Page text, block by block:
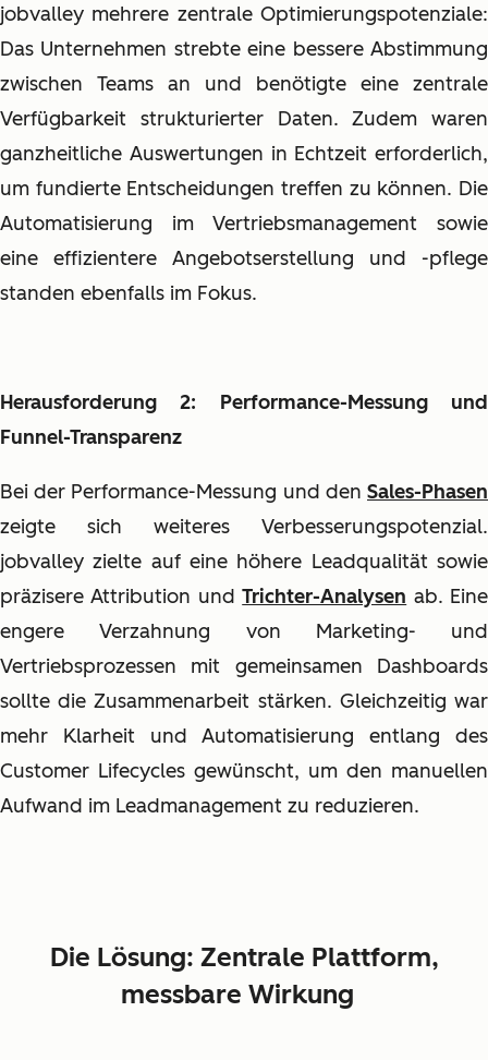
jobvalley mehrere zentrale Optimierungspotenziale:
Das Unternehmen strebte eine bessere Abstimmung
zwischen Teams an und benötigte eine zentrale
Verfügbarkeit strukturierter Daten. Zudem waren
ganzheitliche Auswertungen in Echtzeit erforderlich,
um fundierte Entscheidungen treffen zu können. Die
Automatisierung im Vertriebsmanagement sowie
eine effizientere Angebotserstellung und -pflege
standen ebenfalls im Fokus.
Herausforderung 2: Performance-Messung und
Funnel-Transparenz
Bei der Performance-Messung und den Sales-Phasen
zeigte sich weiteres Verbesserungspotenzial.
jobvalley zielte auf eine höhere Leadqualität sowie
präzisere Attribution undTrichter-Analysen ab. Eine
engere Verzahnung von Marketing- und
Vertriebsprozessen mit gemeinsamen Dashboards
sollte die Zusammenarbeit stärken. Gleichzeitig war
mehr Klarheit und Automatisierung entlang des
Customer Lifecycles gewünscht, um den manuellen
Aufwand im Leadmanagement zu reduzieren.
Die Lösung: Zentrale Plattform,
messbare Wirkung